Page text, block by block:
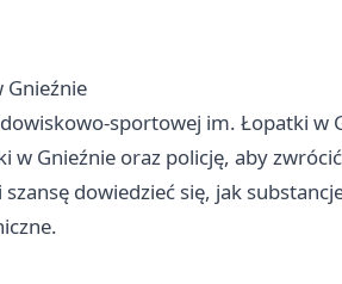
Gnieźnie
sportowej im. Łopatki w
w Gnieźnie oraz policję, aby
dowiedzieć się, jak